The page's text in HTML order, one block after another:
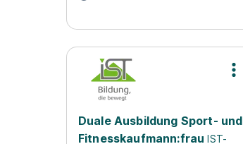
Duale Ausbildung Sport- und
Fitnesskaufmann:frau IST-